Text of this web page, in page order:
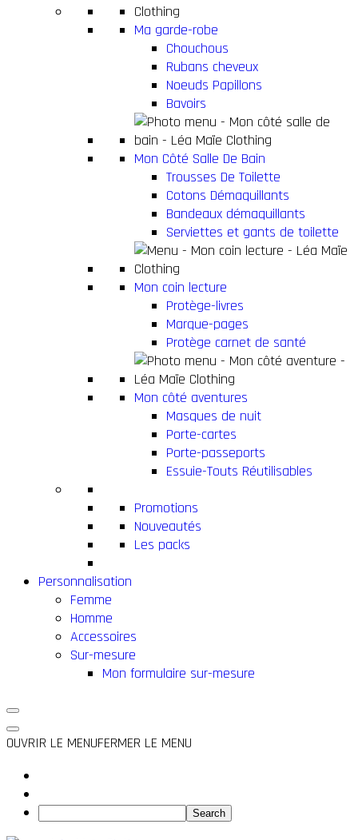
Ma garde-robe
Chouchous
Rubans cheveux
Noeuds Papillons
Bavoirs
Mon Côté Salle De Bain
Trousses De Toilette
Cotons Démaquillants
Bandeaux démaquillants
Serviettes et gants de toilette
Mon coin lecture
Protège-livres
Marque-pages
Protège carnet de santé
Mon côté aventures
Masques de nuit
Porte-cartes
Porte-passeports
Essuie-Touts Réutilisables
Promotions
Nouveautés
Les packs
Personnalisation
Femme
Homme
Accessoires
Sur-mesure
Mon formulaire sur-mesure
OUVRIR LE MENUFERMER LE MENU